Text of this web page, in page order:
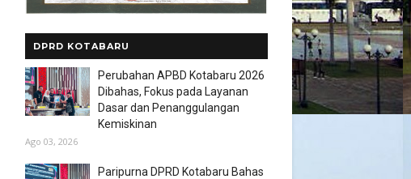
DPRD KOTABARU
Perubahan APBD Kotabaru 2026
Dibahas, Fokus pada Layanan
Dasar dan Penanggulangan
Kemiskinan
Ago 03, 2026
Paripurna DPRD Kotabaru Bahas